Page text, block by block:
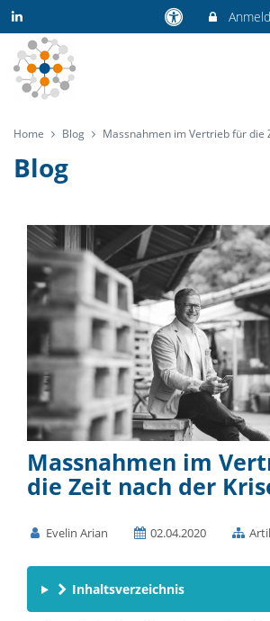
Home Blog Massnahmen im Vertrieb für die
Blog
Massnahmen im
die Zeit nach der
Evelin Arian 02.04.2020
Inhaltsverzeichnis